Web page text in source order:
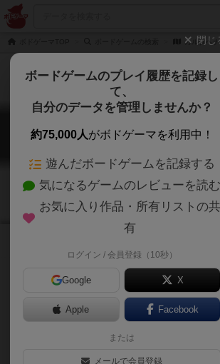
カルタヘナ
カルタヘナ
Cartagena
複数の駒を効率よく前に進ませ
早く自分の駒を全て脱出させる
閉じ
ボードゲームのプレイ履歴を記録し
て、
自分のデータを管理しませんか？
約75,000人がボドゲーマを利用中！
遊んだボードゲームを記録する
気になるゲームのレビューを読む
お気に入り作品・所有リストの共
有
ログイン / 会員登録（10秒）
Google X
Apple Facebook
または
メールで会員登録